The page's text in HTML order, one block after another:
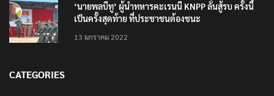
‘นายพลบีทู’ ผู้นำทหารคะเรนนี KNPP ลั่นสู้รบ ครั้งนี้
เป็นครั้งสุดท้าย ที่ประชาชนต้องชนะ
13 มกราคม 2022
CATEGORIES